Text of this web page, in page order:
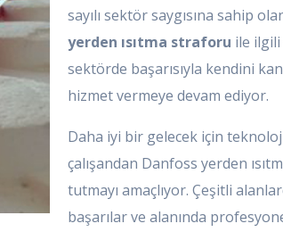
sayılı sektör saygısına sahip
yerden ısıtma straforu ile ilgili
sektörde başarısıyla kendini
hizmet vermeye devam ediyor.
Daha iyi bir gelecek için
çalışandan Danfoss yerden
tutmayı amaçlıyor. Çeşitli
başarılar ve alanında